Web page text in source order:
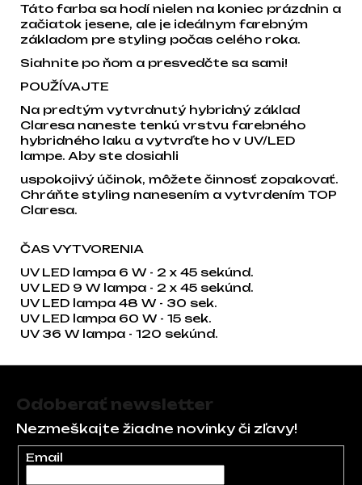
Táto farba sa hodí nielen na koniec prázdnin a
začiatok jesene, ale je ideálnym farebným
základom pre styling počas celého roka.
Siahnite po ňom a presvedčte sa sami!
POUŽÍVAJTE
Na predtým vytvrdnutý hybridný základ
Claresa naneste tenkú vrstvu farebného
hybridného laku a vytvrďte ho v UV/LED
lampe. Aby ste dosiahli
uspokojivý účinok, môžete činnosť zopakovať.
Chráňte styling nanesením a vytvrdením TOP
Claresa.
ČAS VYTVORENIA
UV LED lampa 6 W - 2 x 45 sekúnd.
UV LED 9 W lampa - 2 x 45 sekúnd.
UV LED lampa 48 W - 30 sek.
UV LED lampa 60 W - 15 sek.
UV 36 W lampa - 120 sekúnd.
Odoberať newsletter
Nezmeškajte žiadne novinky či zľavy!
Email